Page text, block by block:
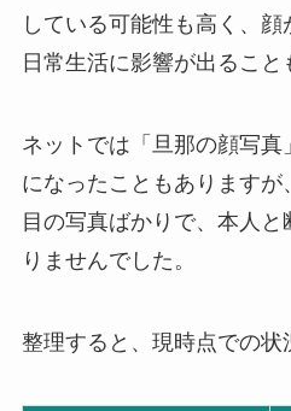
している可能性も高く、
日常生活に影響が出ること
ネットでは「旦那の顔写真
になったこともありますが
目の写真ばかりで、本人
りませんでした。
整理すると、現時点での状